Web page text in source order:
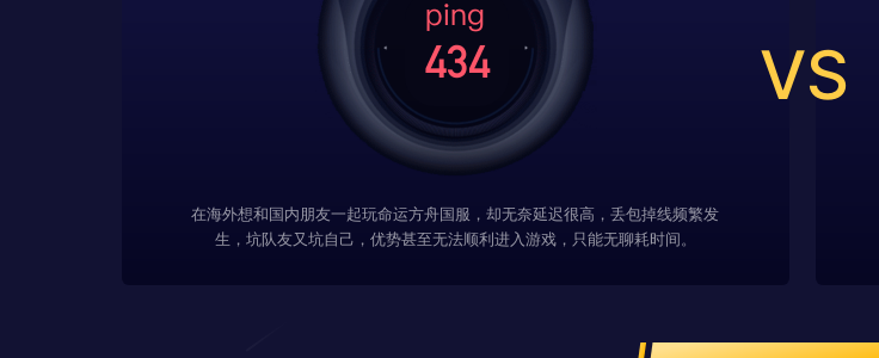
在海外想和国内朋友一起玩命运方舟国服，却无奈延迟很高，丢包掉线频繁发
生，坑队友又坑自己，优势甚至无法顺利进入游戏，只能无聊耗时间。
VS